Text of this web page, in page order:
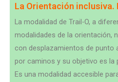
La Orientación inclusiva.
La modalidad de Trail-O, a
modalidades de la orientación,
con desplazamientos de punto
por caminos y su objetivo es la
Es una modalidad accesible